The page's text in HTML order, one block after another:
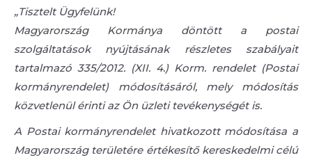
„Tisztelt Ügyfelünk!
Magyarország Kormánya döntött a postai
szolgáltatások nyújtásának részletes szabályait
tartalmazó 335/2012. (XII. 4.) Korm. rendelet (Postai
kormányrendelet) módosításáról, mely módosítás
közvetlenül érinti az Ön üzleti tevékenységét is.
A Postai kormányrendelet hivatkozott módosítása a
Magyarország területére értékesítő kereskedelmi célú